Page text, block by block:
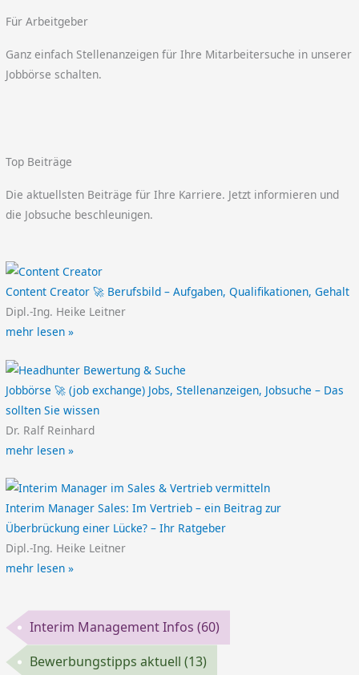
Für Arbeitgeber
Ganz einfach Stellenanzeigen für Ihre Mitarbeitersuche in unserer
Jobbörse schalten.
Top Beiträge
Die aktuellsten Beiträge für Ihre Karriere. Jetzt informieren und
die Jobsuche beschleunigen.
Content Creator 🚀 Berufsbild – Aufgaben, Qualifikationen, Gehalt
Dipl.-Ing. Heike Leitner
mehr lesen »
Jobbörse 🚀 (job exchange) Jobs, Stellenanzeigen, Jobsuche – Das
sollten Sie wissen
Dr. Ralf Reinhard
mehr lesen »
Interim Manager Sales: Im Vertrieb – ein Beitrag zur
Überbrückung einer Lücke? – Ihr Ratgeber
Dipl.-Ing. Heike Leitner
mehr lesen »
Interim Management Infos(60)
Bewerbungstipps aktuell(13)